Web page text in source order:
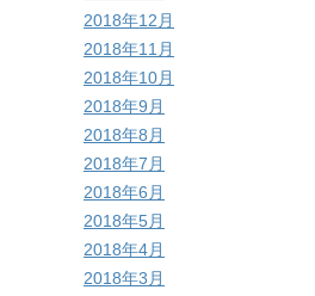
2018年12月
2018年11月
2018年10月
2018年9月
2018年8月
2018年7月
2018年6月
2018年5月
2018年4月
2018年3月